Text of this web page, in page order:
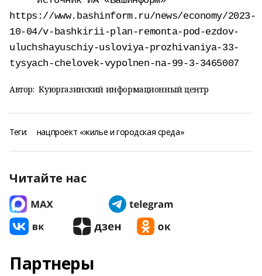
https://www.bashinform.ru/news/economy/2023-
10-04/v-bashkirii-plan-remonta-pod-ezdov-
uluchshayuschiy-usloviya-prozhivaniya-33-
tysyach-chelovek-vypolnen-na-99-3-3465007
Автор: Куюргазинский информационный центр
Теги: нацпроект «жилье и городская среда»
Читайте нас
Партнеры